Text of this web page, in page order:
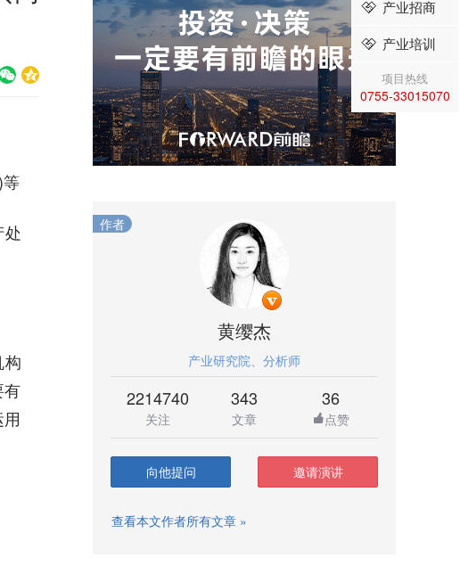
V c
作者
黄缨杰
产业研究院、分析师
2214740
关注
343
文章
36
点赞
向他提问 邀请演讲
查看本文作者所有文章 »
产业招商
产业培训
项目热线
0755-33015070